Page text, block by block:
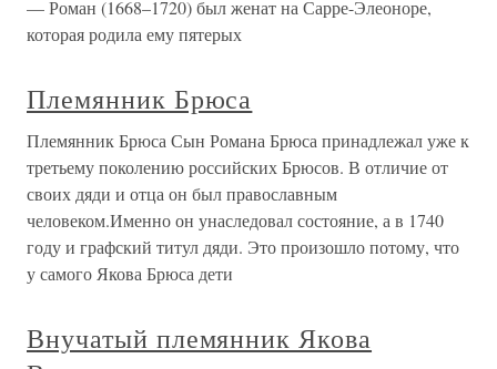
— Роман (1668–1720) был женат на Сарре-Элеоноре,
которая родила ему пятерых
Племянник Брюса
Племянник Брюса Сын Романа Брюса принадлежал уже к
третьему поколению российских Брюсов. В отличие от
своих дяди и отца он был православным
человеком.Именно он унаследовал состояние, а в 1740
году и графский титул дяди. Это произошло потому, что
у самого Якова Брюса дети
Внучатый племянник Якова